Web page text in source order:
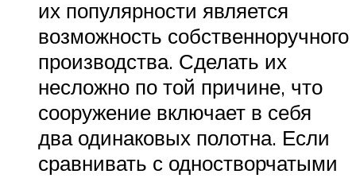
их популярности является
возможность собственноручного
производства. Сделать их
несложно по той причине, что
сооружение включает в себя
два одинаковых полотна. Если
сравнивать с одностворчатыми